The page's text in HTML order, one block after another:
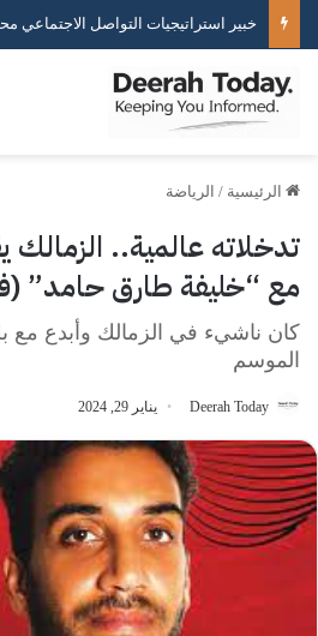
الرئيسية / الرياضة
تدخلاته عالمية.. الزمالك
مع “خليفة طارق حامد”
كان ناشيء في الزمالك وأبدع مع
الموسم
Deerah Today يناير 29, 2024